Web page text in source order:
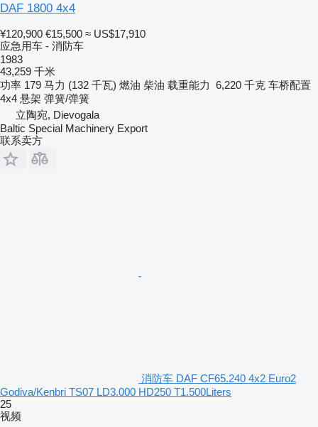
DAF 1800 4x4
¥120,900 €15,500 ≈ US$17,910
应急用车 - 消防车
1983
43,259 千米
功率 179 马力 (132 千瓦) 燃油 柴油 载重能力 6,220 千克 车桥配置
4x4 悬架 弹簧/弹簧
立陶宛, Dievogala
Baltic Special Machinery Export
联系卖方
消防车 DAF CF65.240 4x2 Euro2
Godiva/Kenbri TS07 LD3.000 HD250 T1.500Liters
25
视频